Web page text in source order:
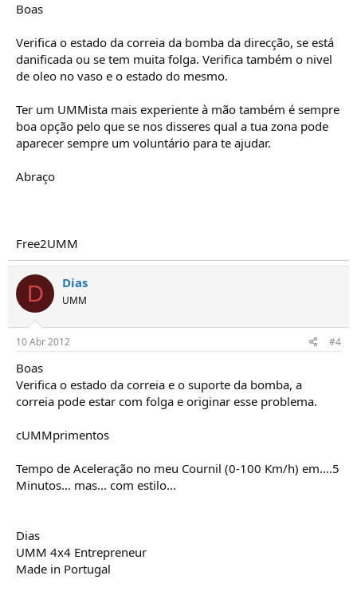
Boas
Verifica o estado da correia da bomba da direcção, se está
danificada ou se tem muita folga. Verifica também o nivel
de oleo no vaso e o estado do mesmo.
Ter um UMMista mais experiente à mão também é sempre
boa opção pelo que se nos disseres qual a tua zona pode
aparecer sempre um voluntário para te ajudar.
Abraço
Free2UMM
D Dias
UMM
10 Abr 2012 #4
Boas
Verifica o estado da correia e o suporte da bomba, a
correia pode estar com folga e originar esse problema.
cUMMprimentos
Tempo de Aceleração no meu Cournil (0-100 Km/h) em....5
Minutos... mas... com estilo...
Dias
UMM 4x4 Entrepreneur
Made in Portugal